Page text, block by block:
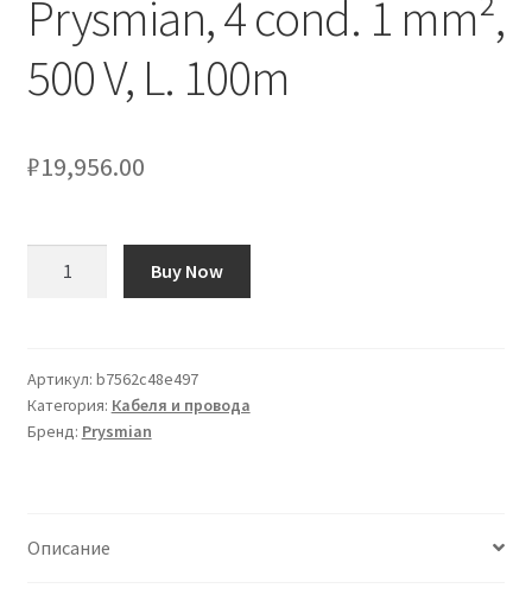
Скидки
Сотрудничество
Prysmian, 4 cond. 1 mm²,
500 V, L. 100m
₽19,956.00
potenza
Prysmian,
4
500
Buy Now
Артикул: b7562c48e497
Категория: Кабеля и провода
Бренд: Prysmian
Описание